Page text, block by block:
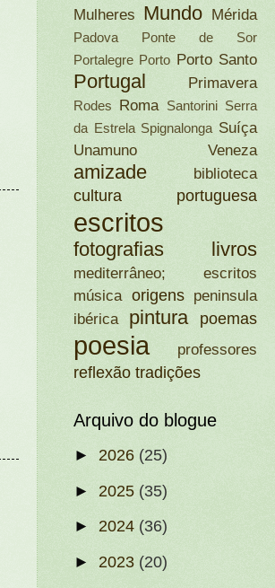
Mulheres Mundo Mérida
Padova
Ponte de Sor
Portalegre Porto Porto Santo
Portugal Primavera
Rodes Roma Santorini Serra
da Estrela Spignalonga Suíça
Unamuno
Veneza
amizade biblioteca
cultura portuguesa
escritos
fotografias livros
mediterrâneo; escritos
música origens
peninsula
ibérica
pintura poemas
poesia professores
reflexão tradições
Arquivo do blogue
► 2026 (25)
► 2025 (35)
► 2024 (36)
► 2023 (20)